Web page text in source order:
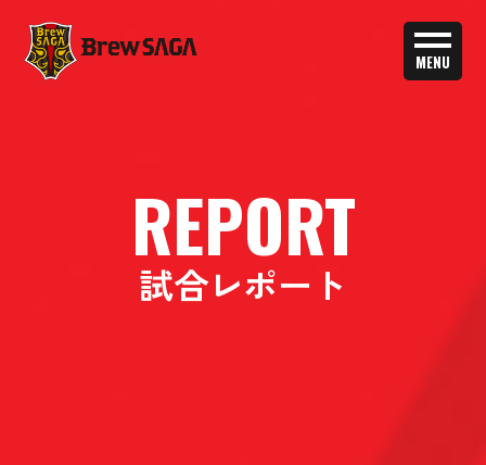
MENU
REPORT
試合レポート